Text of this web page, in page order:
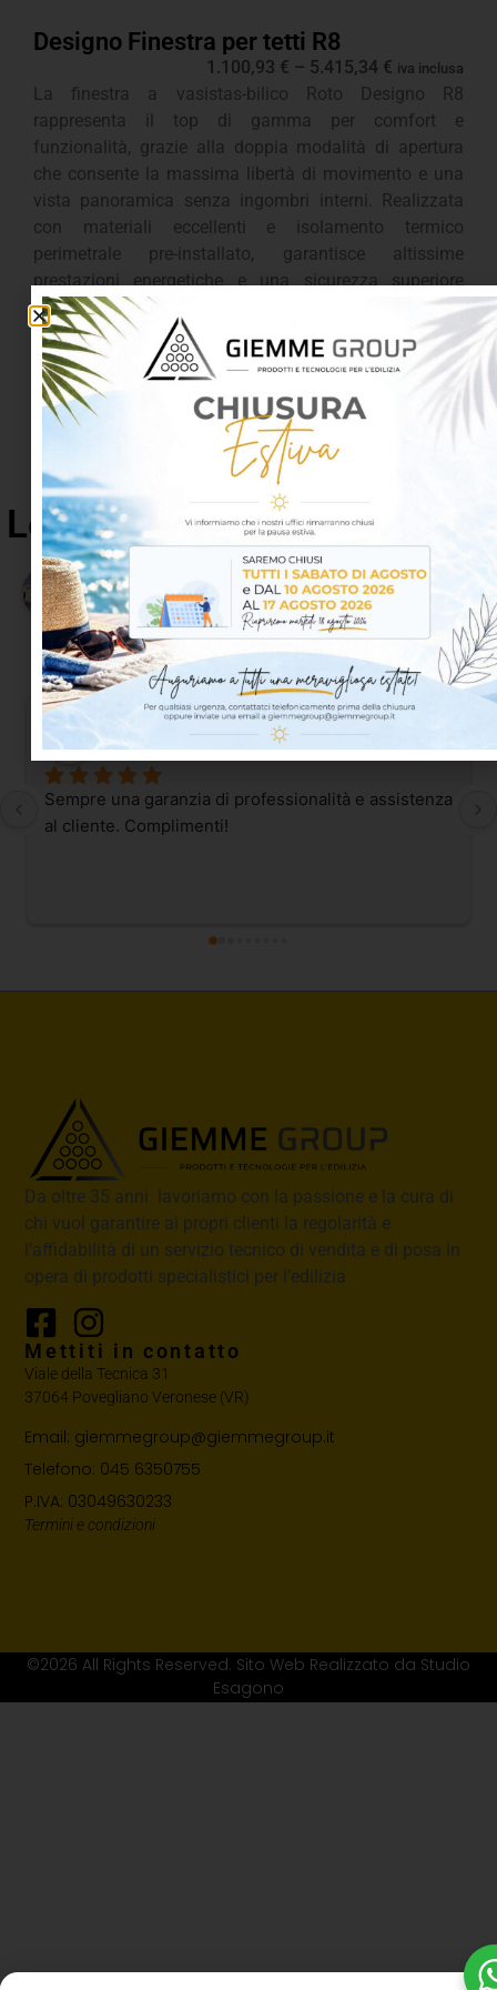
Designo Finestra per tetti R8
1.100,93 € – 5.415,34 € iva inclusa
La finestra a vasistas-bilico Roto Designo R8
rappresenta il top di gamma per comfort e
funzionalità, grazie alla doppia modalità di apertura
che consente la massima libertà di movimento e una
vista panoramica senza ingombri interni. Realizzata
con materiali eccellenti e isolamento termico
perimetrale pre-installato, garantisce altissime
prestazioni energetiche e una sicurezza superiore
grazie ai quattro punti di chiusura centralizzati. Il
design elegante e la maniglia multifunzione
posizionata in basso la rendono la scelta ideale per chi
cerca innovazione, efficienza e semplicità di utilizzo in
ogni ambiente sottotetto.
Le opinioni dei nostri clienti
4.8
Basato su 65 recensioni
powered byGoogl
lascia una recensione su
5 days ago
Sempre una garanzia di professionalità e assistenza
al cliente. Complimenti!
Da oltre 35 anni lavoriamo con la passione e la cura di
chi vuol garantire ai propri clienti la regolarità e
l’affidabilità di un servizio tecnico di vendita e di posa in
opera di prodotti specialistici per l’edilizia
Mettiti in contatto
Viale della Tecnica 31
37064 Povegliano Veronese (VR)
Email: giemmegroup@giemmegroup.it
Telefono: 045 6350755
P.IVA: 03049630233
Termini e condizioni
©2026 All Rights Reserved. Sito Web Realizzato da Studio
Esagono